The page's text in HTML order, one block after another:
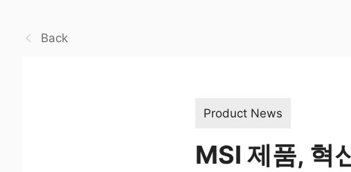
Back
Product News
MSI 제품, 혁